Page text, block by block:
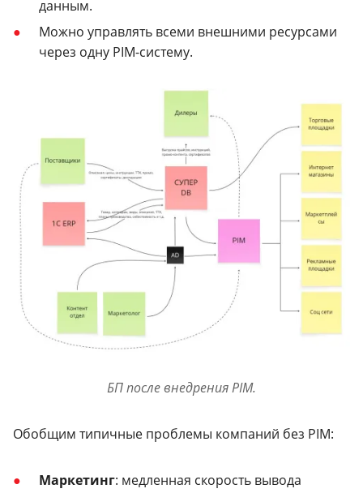
данным.
Можно управлять всеми внешними ресурсами
через одну PIM-систему.
БП после внедрения PIM.
Обобщим типичные проблемы компаний без PIM:
Маркетинг: медленная скорость вывода